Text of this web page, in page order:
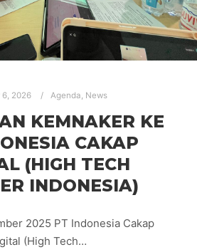
2026 Agenda, News
KEMNAKER KE
CAKAP
(HIGH TECH
INDONESIA)
2025 PT Indonesia Cakap
(High Tech…